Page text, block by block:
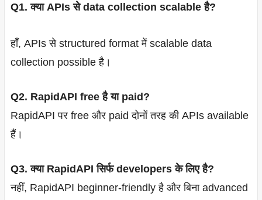
Q1. क्या APIs से data collection scalable है?
हाँ, APIs से structured format में scalable data
collection possible है।
Q2. RapidAPI free है या paid?
RapidAPI पर free और paid दोनों तरह की APIs available
हैं।
Q3. क्या RapidAPI सिर्फ developers के लिए है?
नहीं, RapidAPI beginner-friendly है और बिना advanced